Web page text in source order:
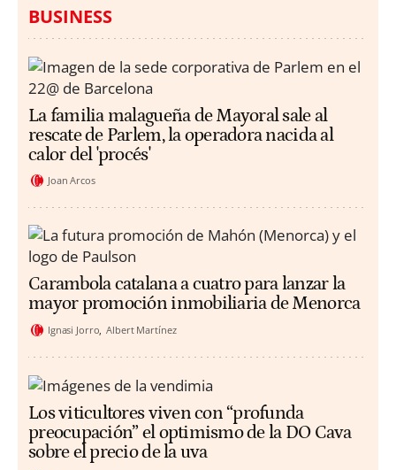
BUSINESS
La familia malagueña de Mayoral sale al
rescate de Parlem, la operadora nacida al
calor del 'procés'
Joan Arcos
Carambola catalana a cuatro para lanzar la
mayor promoción inmobiliaria de Menorca
Ignasi Jorro Albert Martínez
Los viticultores viven con “profunda
preocupación” el optimismo de la DO Cava
sobre el precio de la uva